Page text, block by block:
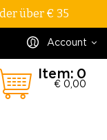
über € 35
Account
Item: 0
€ 0,00